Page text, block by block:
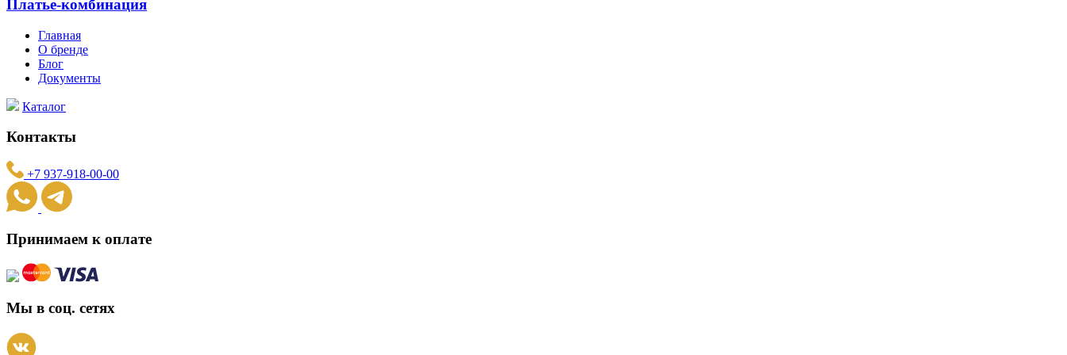
Платье-комбинация
Главная
О бренде
Блог
Документы
Каталог
Контакты
+7 937-918-00-00
Принимаем к оплате
Мы в соц. сетях